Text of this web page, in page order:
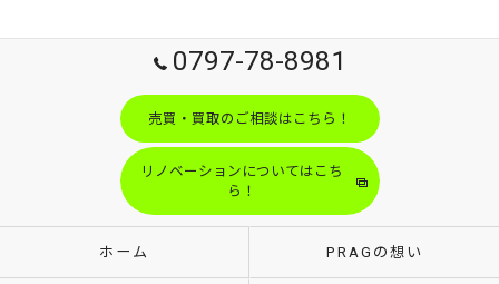
0797-78-8981
売買・買取のご相談はこちら！
リノベーションについてはこち
ら！
ホーム PRAGの想い